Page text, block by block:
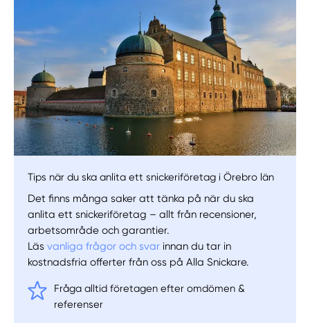
Manuellt Få hjälp
Välj tillvägagångssätt
Tips när du ska anlita ett snickeriföretag i Örebro län
Det finns många saker att tänka på när du ska
anlita ett snickeriföretag – allt från recensioner,
arbetsområde och garantier.
Läsvanliga frågor och svar innan du tar in
kostnadsfria offerter från oss på Alla Snickare.
Fråga alltid företagen efter omdömen &
referenser